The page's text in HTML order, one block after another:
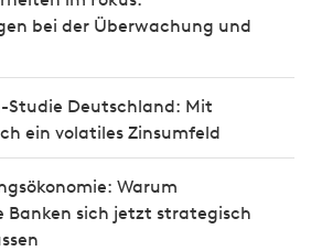
bei der Überwachung und
Studie Deutschland: Mit
ein volatiles Zinsumfeld
Warum
sich jetzt strategisch